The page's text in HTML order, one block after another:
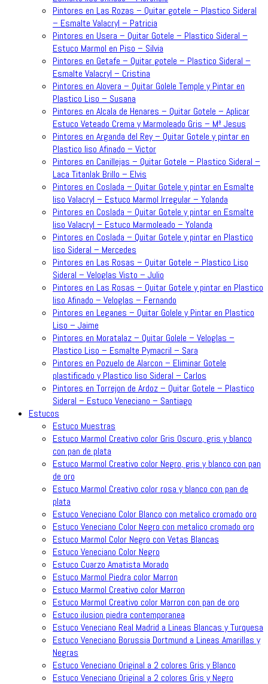
Pintores en Las Rozas – Quitar gotele – Plastico Sideral
– Esmalte Valacryl – Patricia
Pintores en Usera – Quitar Gotele – Plastico Sideral –
Estuco Marmol en Piso – Silvia
Pintores en Getafe – Quitar gotele – Plastico Sideral –
Esmalte Valacryl – Cristina
Pintores en Alovera – Quitar Golele Temple y Pintar en
Plastico Liso – Susana
Pintores en Alcala de Henares – Quitar Gotele – Aplicar
Estuco Veteado Crema y Marmoleado Gris – Mª Jesus
Pintores en Arganda del Rey – Quitar Gotele y pintar en
Plastico liso Afinado – Victor
Pintores en Canillejas – Quitar Gotele – Plastico Sideral –
Laca Titanlak Brillo – Elvis
Pintores en Coslada – Quitar Gotele y pintar en Esmalte
liso Valacryl – Estuco Marmol Irregular – Yolanda
Pintores en Coslada – Quitar Gotele y pintar en Esmalte
liso Valacryl – Estuco Marmoleado – Yolanda
Pintores en Coslada – Quitar Gotele y pintar en Plastico
liso Sideral – Mercedes
Pintores en Las Rosas – Quitar Gotele – Plastico Liso
Sideral – Veloglas Visto – Julio
Pintores en Las Rosas – Quitar Gotele y pintar en Plastico
liso Afinado – Veloglas – Fernando
Pintores en Leganes – Quitar Golele y Pintar en Plastico
Liso – Jaime
Pintores en Moratalaz – Quitar Golele – Veloglas –
Plastico Liso – Esmalte Pymacril – Sara
Pintores en Pozuelo de Alarcon – Eliminar Gotele
plastificado y Plastico liso Sideral – Carlos
Pintores en Torrejon de Ardoz – Quitar Gotele – Plastico
Sideral – Estuco Veneciano – Santiago
Estucos
Estuco Muestras
Estuco Marmol Creativo color Gris Oscuro, gris y blanco
con pan de plata
Estuco Marmol Creativo color Negro, gris y blanco con pan
de oro
Estuco Marmol Creativo color rosa y blanco con pan de
plata
Estuco Veneciano Color Blanco con metalico cromado oro
Estuco Veneciano Color Negro con metalico cromado oro
Estuco Marmol Color Negro con Vetas Blancas
Estuco Veneciano Color Negro
Estuco Cuarzo Amatista Morado
Estuco Marmol Piedra color Marron
Estuco Marmol Creativo color Marron
Estuco Marmol Creativo color Marron con pan de oro
Estuco ilusion piedra contemporanea
Estuco Veneciano Real Madrid a Lineas Blancas y Turquesa
Estuco Veneciano Borussia Dortmund a Lineas Amarillas y
Negras
Estuco Veneciano Original a 2 colores Gris y Blanco
Estuco Veneciano Original a 2 colores Gris y Negro